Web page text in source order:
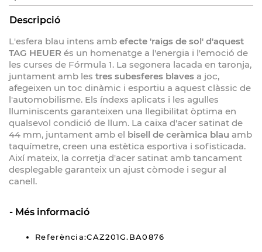
Descripció
L'esfera blau intens amb efecte 'raigs de sol' d'aquest
TAG HEUER és un homenatge a l'energia i l'emoció de
les curses de Fórmula 1. La segonera lacada en taronja,
juntament amb les tres subesferes blaves a joc,
afegeixen un toc dinàmic i esportiu a aquest clàssic de
l'automobilisme. Els índexs aplicats i les agulles
lluminiscents garanteixen una llegibilitat òptima en
qualsevol condició de llum. La caixa d'acer satinat de
44 mm, juntament amb el bisell de ceràmica blau amb
taquímetre, creen una estètica esportiva i sofisticada.
Així mateix, la corretja d'acer satinat amb tancament
desplegable garanteix un ajust còmode i segur al
canell.
Més informació
Referència:CAZ201G.BA0876